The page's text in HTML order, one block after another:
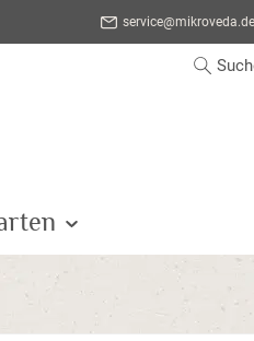
service@mikroveda.de